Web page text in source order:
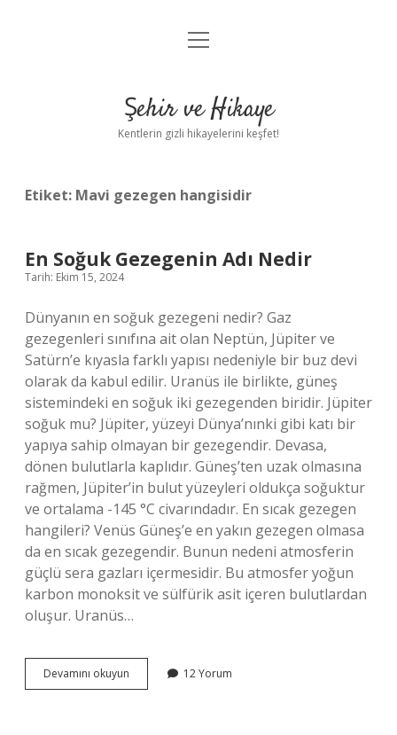
Anasayfa
Yasal Uyarı
menüyü
Şehir ve Hikaye
Kentlerin gizli hikayelerini keşfet!
Etiket: Mavi gezegen hangisidir
En Soğuk Gezegenin Adı Nedir
Tarih: Ekim 15, 2024
Dünyanın en soğuk gezegeni nedir? Gaz
gezegenleri sınıfına ait olan Neptün, Jüpiter ve
Satürn’e kıyasla farklı yapısı nedeniyle bir buz devi
olarak da kabul edilir. Uranüs ile birlikte, güneş
sistemindeki en soğuk iki gezegenden biridir. Jüpiter
soğuk mu? Jüpiter, yüzeyi Dünya’nınki gibi katı bir
yapıya sahip olmayan bir gezegendir. Devasa,
dönen bulutlarla kaplıdır. Güneş’ten uzak olmasına
rağmen, Jüpiter’in bulut yüzeyleri oldukça soğuktur
ve ortalama -145 °C civarındadır. En sıcak gezegen
hangileri? Venüs Güneş’e en yakın gezegen olmasa
da en sıcak gezegendir. Bunun nedeni atmosferin
güçlü sera gazları içermesidir. Bu atmosfer yoğun
karbon monoksit ve sülfürik asit içeren bulutlardan
oluşur. Uranüs…
Devamını okuyun
Soğuk
12 Yorum